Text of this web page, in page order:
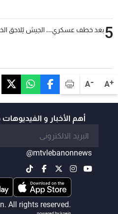
A+
A-
5بعد خطف عسكري... الجيش يُلاحق
أهم الأخبار و
@mtvlebanonnews
All rights reserved.